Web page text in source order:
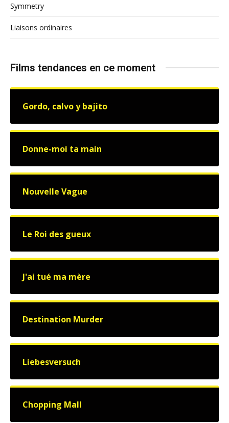
Symmetry
Liaisons ordinaires
Films tendances en ce moment
Gordo, calvo y bajito
Donne-moi ta main
Nouvelle Vague
Le Roi des gueux
J'ai tué ma mère
Destination Murder
Liebesversuch
Chopping Mall